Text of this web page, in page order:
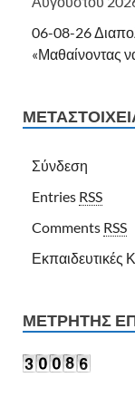
06-08-26
«Μαθαίνοντας
Σύνδεση
Entries RSS
Comments RSS
Εκπαιδευτικές
ΜΕΤΡΗΤΉΣ